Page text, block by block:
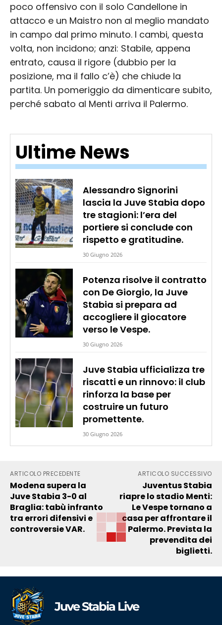
Ultime News
Alessandro Signorini
lascia la Juve Stabia dopo
tre stagioni: l’era del
portiere si conclude con
rispetto e gratitudine.
30 Giugno 2026
Potenza risolve il contratto
con De Giorgio, la Juve
Stabia si prepara ad
accogliere il giocatore
verso le Vespe.
30 Giugno 2026
Juve Stabia ufficializza tre
riscatti e un rinnovo: il club
rinforza la base per
costruire un futuro
promettente.
30 Giugno 2026
poco offensivo con il solo Candellone in
attacco e un Maistro non al meglio mandato
in campo dal primo minuto. I cambi, questa
volta, non incidono; anzi: Stabile, appena
entrato, causa il rigore (dubbio per la
posizione, ma il fallo c’è) che chiude la
partita. Un pomeriggio da dimenticare subito,
perché sabato al Menti arriva il Palermo.
ARTICOLO PRECEDENTE
Modena supera la
Juve Stabia 3-0 al
Braglia: tabù infranto
tra errori difensivi e
controversie VAR.
ARTICOLO SUCCESSIVO
Juventus Stabia
riapre lo stadio Menti:
Le Vespe tornano a
casa per affrontare il
Palermo. Prevista la
prevendita dei
biglietti.
Juve Stabia Live